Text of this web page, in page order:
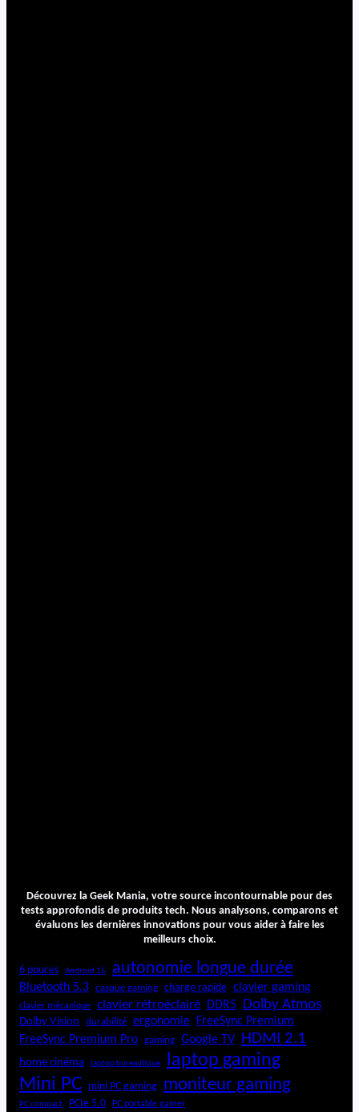
Découvrez la Geek Mania, votre source incontournable pour des
tests approfondis de produits tech. Nous analysons, comparons et
évaluons les dernières innovations pour vous aider à faire les
meilleurs choix.
6 pouces Android 15 autonomie longue durée
Bluetooth 5.3 casque gaming charge rapide clavier gaming
clavier mécanique clavier rétroéclairé DDR5 Dolby Atmos
Dolby Vision durabilité ergonomie
FreeSync Premium
FreeSync Premium Pro
gaming Google TV HDMI 2.1
home cinéma laptop bureautique laptop gaming
Mini PC mini PC gaming moniteur gaming
PC compact PCIe 5.0 PC portable gamer